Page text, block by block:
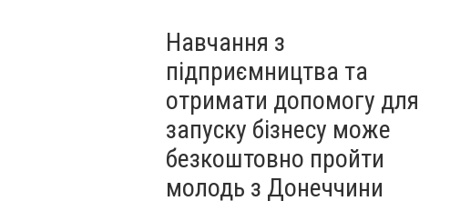
Навчання з
підприємництва та
отримати допомогу для
запуску бізнесу може
безкоштовно пройти
молодь з Донеччини